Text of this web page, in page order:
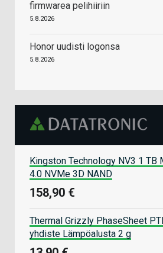
firmwarea pelihiiriin
5.8.2026
Honor uudisti logonsa
5.8.2026
Kingston Technology NV3 1 TB
4.0 NVMe 3D NAND
158,90 €
Thermal Grizzly PhaseSheet
yhdiste Lämpöalusta 2 g